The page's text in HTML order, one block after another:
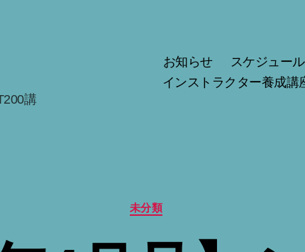
講
お知らせ
スケジュー
インストラクター養成講
カ
テ
リ
未分類